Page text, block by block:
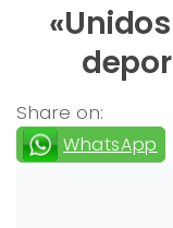
Share on:
WhatsApp